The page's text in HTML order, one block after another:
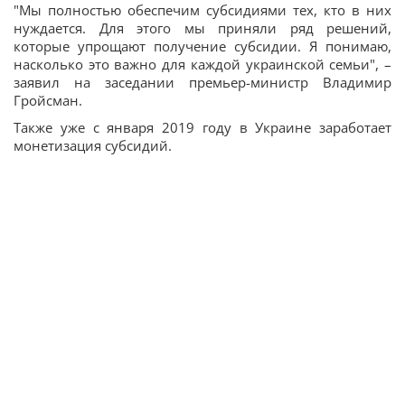
"Мы полностью обеспечим субсидиями тех, кто в них
нуждается. Для этого мы приняли ряд решений,
которые упрощают получение субсидии. Я понимаю,
насколько это важно для каждой украинской семьи", –
заявил на заседании премьер-министр Владимир
Гройсман.
Также уже с января 2019 году в Украине заработает
монетизация субсидий.